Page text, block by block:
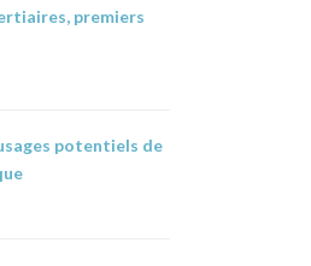
premiers
potentiels de